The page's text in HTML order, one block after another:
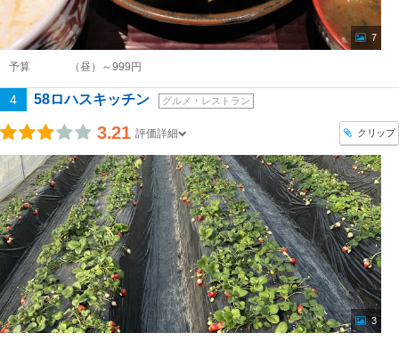
7
予算 （昼）～999円
4 58ロハスキッチン グルメ・レストラン
3.21 評価詳細 クリップ
3